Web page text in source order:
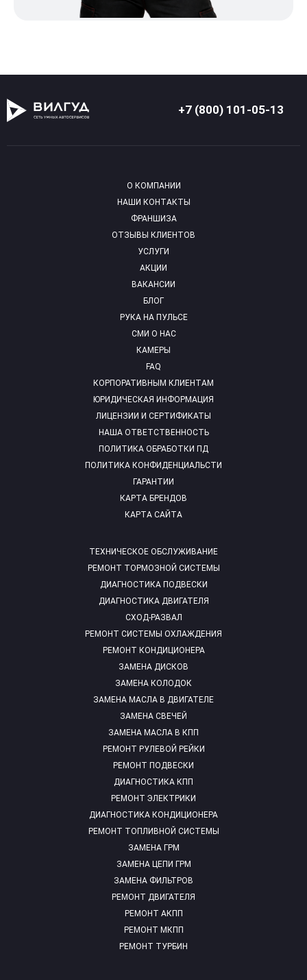
+7 (800) 101-05-13
О КОМПАНИИ
НАШИ КОНТАКТЫ
ФРАНШИЗА
ОТЗЫВЫ КЛИЕНТОВ
УСЛУГИ
АКЦИИ
ВАКАНСИИ
БЛОГ
РУКА НА ПУЛЬСЕ
СМИ О НАС
КАМЕРЫ
FAQ
ТЕХНИЧЕСКОЕ ОБСЛУЖИВАНИЕ
РЕМОНТ ТОРМОЗНОЙ СИСТЕМЫ
ДИАГНОСТИКА ПОДВЕСКИ
ДИАГНОСТИКА ДВИГАТЕЛЯ
СХОД-РАЗВАЛ
РЕМОНТ СИСТЕМЫ ОХЛАЖДЕНИЯ
РЕМОНТ КОНДИЦИОНЕРА
ЗАМЕНА ДИСКОВ
ЗАМЕНА КОЛОДОК
ЗАМЕНА МАСЛА В ДВИГАТЕЛЕ
ЗАМЕНА СВЕЧЕЙ
ЗАМЕНА МАСЛА В КПП
РЕМОНТ РУЛЕВОЙ РЕЙКИ
РЕМОНТ ПОДВЕСКИ
ДИАГНОСТИКА КПП
РЕМОНТ ЭЛЕКТРИКИ
ДИАГНОСТИКА КОНДИЦИОНЕРА
РЕМОНТ ТОПЛИВНОЙ СИСТЕМЫ
ЗАМЕНА ГРМ
ЗАМЕНА ЦЕПИ ГРМ
ЗАМЕНА ФИЛЬТРОВ
РЕМОНТ ДВИГАТЕЛЯ
РЕМОНТ АКПП
РЕМОНТ МКПП
РЕМОНТ ТУРБИН
КОРПОРАТИВНЫМ КЛИЕНТАМ
ЮРИДИЧЕСКАЯ ИНФОРМАЦИЯ
ЛИЦЕНЗИИ И СЕРТИФИКАТЫ
НАША ОТВЕТСТВЕННОСТЬ
ПОЛИТИКА ОБРАБОТКИ ПД
ПОЛИТИКА КОНФИДЕНЦИАЛЬСТИ
ГАРАНТИИ
КАРТА БРЕНДОВ
КАРТА САЙТА